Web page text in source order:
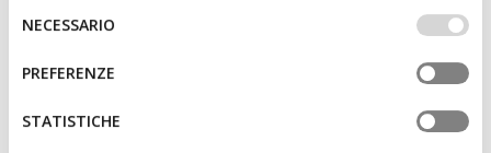
IMPOSTAZIONI potrai anche scegliere quali cookies ed
altri strumenti di tracciamento autorizzare. Per maggiori
informazioni o per modificare in qualsiasi momento le
tue impostazioni, visita la nostra
consenso
NECESSARIO
PREFERENZE
STATISTICHE
Technologien